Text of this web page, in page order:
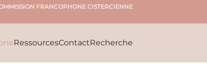
FRANCOPHONE CISTERCIENNE
RessourcesContactRecherche